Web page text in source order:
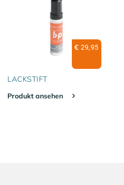
€ 29,95
LACKSTIFT
Produkt ansehen